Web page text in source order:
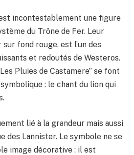
incontestablement une figure
du Trône de Fer. Leur
sur fond rouge, est l’un des
et redoutés de Westeros.
Pluies de Castamere” se font
: le chant du lion qui
lié à la grandeur mais aussi
des Lannister. Le symbole ne se
image décorative : il est